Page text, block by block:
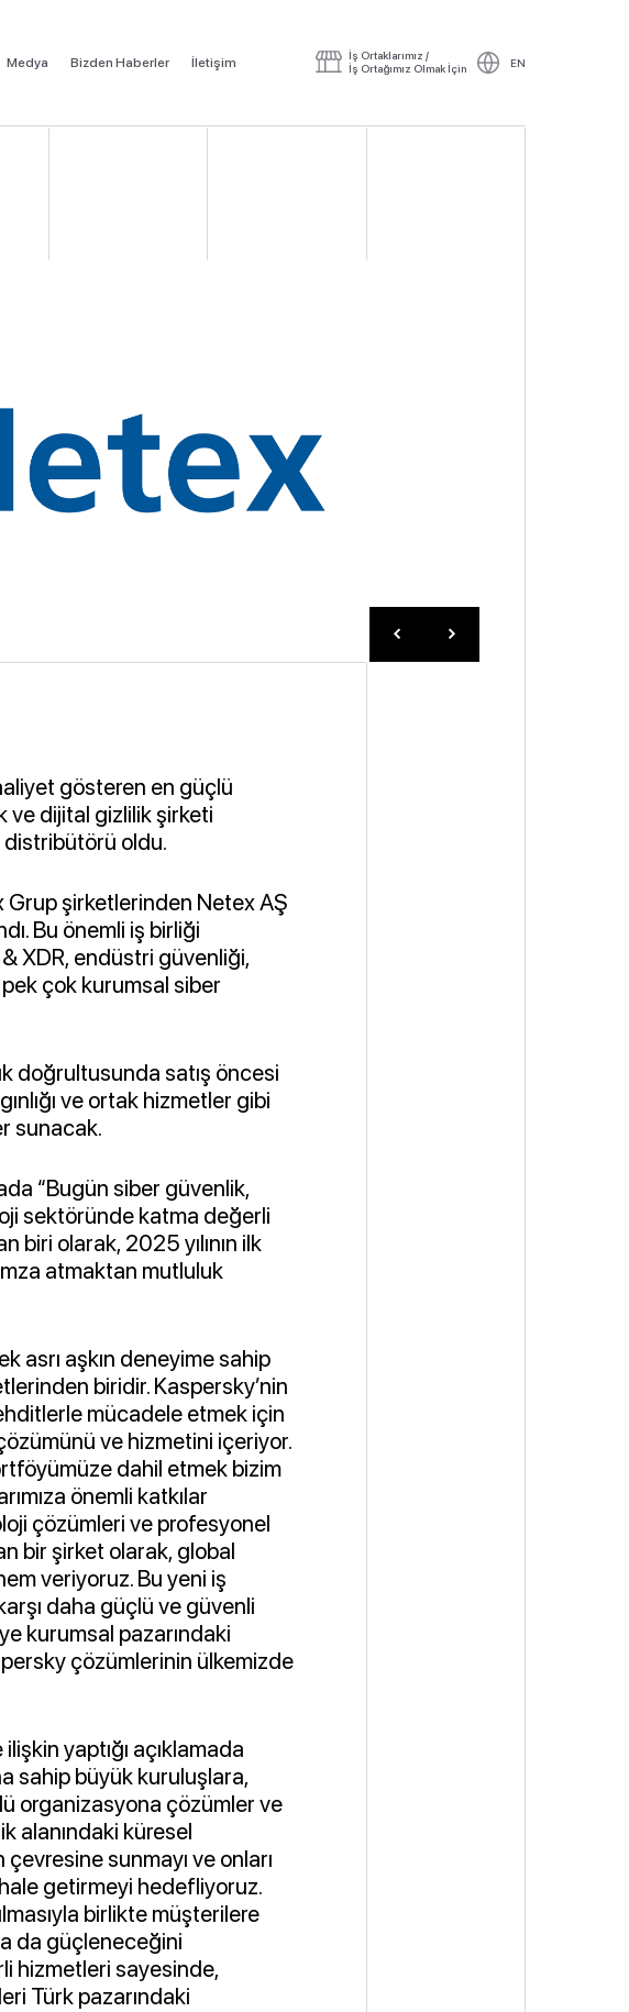
Medya Bizden Haberler İletişim
İş Ortaklarımız /
İş Ortağımız Olmak İçin
EN
gösteren en güçlü
ve dijital gizlilik şirketi
distribütörü oldu.
Grup şirketlerinden Netex AŞ
Bu önemli iş birliği
XDR, endüstri güvenliği,
çok kurumsal siber
doğrultusunda satış öncesi
ve ortak hizmetler gibi
sunacak.
“Bugün siber güvenlik,
sektöründe katma değerli
biri olarak, 2025 yılının ilk
atmaktan mutluluk
asrı aşkın deneyime sahip
biridir. Kaspersky’nin
mücadele etmek için
ve hizmetini içeriyor.
dahil etmek bizim
önemli katkılar
çözümleri ve profesyonel
bir şirket olarak, global
veriyoruz. Bu yeni iş
daha güçlü ve güvenli
kurumsal pazarındaki
çözümlerinin ülkemizde
yaptığı açıklamada
sahip büyük kuruluşlara,
organizasyona çözümler ve
alanındaki küresel
sunmayı ve onları
getirmeyi hedefliyoruz.
birlikte müşterilere
da güçleneceğini
hizmetleri sayesinde,
Türk pazarındaki